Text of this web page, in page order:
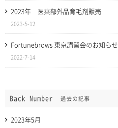
2023年 医薬部外品育毛剤販売
2023-5-12
Fortunebrows 東京講習会のお知らせ
2022-7-14
Back Number 過去の記事
2023年5月